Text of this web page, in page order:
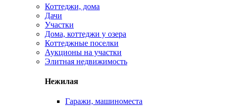
Коттеджи, дома
Дачи
Участки
Дома, коттеджи у озера
Коттеджные поселки
Аукционы на участки
Элитная недвижимость
Нежилая
Гаражи, машиноместа